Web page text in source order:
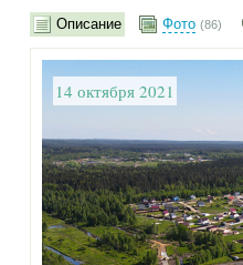
Описание Фото (86)
14 октября 2021